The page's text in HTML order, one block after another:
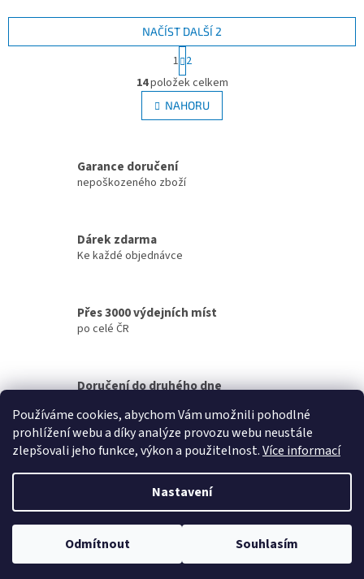
Používáme cookies, abychom Vám umožnili pohodlné
prohlížení webu a díky analýze provozu webu neustále
zlepšovali jeho funkce, výkon a použitelnost.Více informací
Nastavení
Odmítnout Souhlasím
O
v
l
á
í
y
p
i
NAČÍST DALŠÍ 2
t
r
á
n
k
n
í
1 2
14položek celkem
NAHORU
Garance doručení
nepoškozeného zboží
Dárek zdarma
Ke každé objednávce
Přes 3000 výdejních míst
po celé ČR
Doručení do druhého dne
Copyright 2026Petek. Všechna práva vyhrazena.Upravit nastavení